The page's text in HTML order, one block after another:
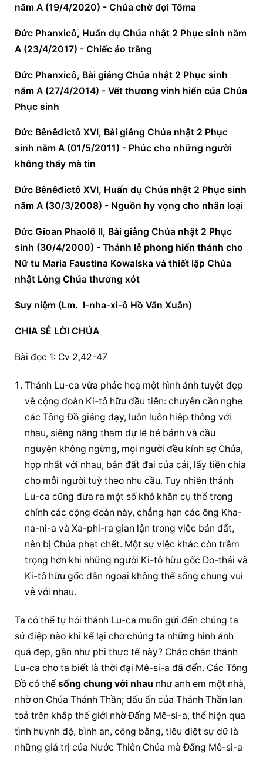
năm A (19/4/2020) - Chúa chờ đợi Tôma
Đức Phanxicô, Huấn dụ Chúa nhật 2 Phục sinh năm
A (23/4/2017) - Chiếc áo trắng
Đức Phanxicô, Bài giảng Chúa nhật 2 Phục sinh
năm A (27/4/2014) - Vết thương vinh hiển của Chúa
Phục sinh
Đức Bênêđictô XVI, Bài giảng Chúa nhật 2 Phục
sinh năm A (01/5/2011) - Phúc cho những người
không thấy mà tin
Đức Bênêđictô XVI, Huấn dụ Chúa nhật 2 Phục sinh
năm A (30/3/2008) - Nguồn hy vọng cho nhân loại
Đức Gioan Phaolô II, Bài giảng Chúa nhật 2 Phục
sinh (30/4/2000) - Thánh lễ phong hiển thánh cho
Nữ tu Maria Faustina Kowalska và thiết lập Chúa
nhật Lòng Chúa thương xót
Suy niệm (Lm.  I-nha-xi-ô Hồ Văn Xuân)
CHIA SẺ LỜI CHÚA
Bài đọc 1: Cv 2,42-47
Thánh Lu-ca vừa phác hoạ một hình ảnh tuyệt đẹp
về cộng đoàn Ki-tô hữu đầu tiên: chuyên cần nghe
các Tông Đồ giảng dạy, luôn luôn hiệp thông với
nhau, siêng năng tham dự lễ bẻ bánh và cầu
nguyện không ngừng, mọi người đều kính sợ Chúa,
hợp nhất với nhau, bán đất đai của cải, lấy tiền chia
cho mỗi người tuỳ theo nhu cầu. Tuy nhiên thánh
Lu-ca cũng đưa ra một số khó khăn cụ thể trong
chính các cộng đoàn này, chẳng hạn các ông Kha-
na-ni-a và Xa-phi-ra gian lận trong việc bán đất,
nên bị Chúa phạt chết. Một sự việc khác còn trầm
trọng hơn khi những người Ki-tô hữu gốc Do-thái và
Ki-tô hữu gốc dân ngoại không thể sống chung vui
vẻ với nhau.
Ta có thể tự hỏi thánh Lu-ca muốn gửi đến chúng ta
sứ điệp nào khi kể lại cho chúng ta những hình ảnh
quá đẹp, gần như phi thực tế này? Chắc chắn thánh
Lu-ca cho ta biết là thời đại Mê-si-a đã đến. Các Tông
Đồ có thể sống chung với nhau như anh em một nhà,
nhờ ơn Chúa Thánh Thần; dấu ấn của Thánh Thần lan
toả trên khắp thế giới nhờ Đấng Mê-si-a, thể hiện qua
tình huynh đệ, bình an, công bằng, tiêu diệt sự dữ là
những giá trị của Nước Thiên Chúa mà Đấng Mê-si-a